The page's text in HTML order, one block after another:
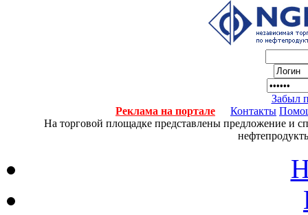
Забыл
Реклама на портале
Контакты
На торговой площадке представлены предложение и